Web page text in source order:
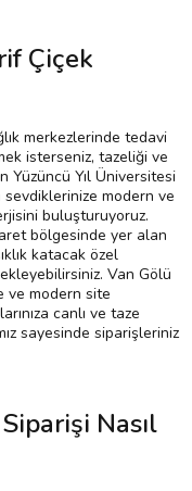
Çiçek
merkezlerinde tedavi
isterseniz, tazeliği ve
Yüzüncü Yıl Üniversitesi
modern ve
buluşturuyoruz.
bölgesinde yer alan
katacak özel
Van Gölü
ve modern site
canlı ve taze
sayesinde siparişleriniz
Nasıl